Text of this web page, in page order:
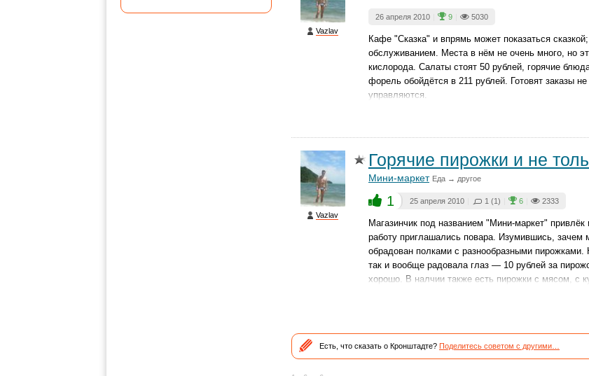
Vazlav
26 апреля 2010 9 5030
Кафе "Сказка" и впрямь может показаться
обслуживанием. Места в нём не очень много, но
кислорода. Салаты стоят 50 рублей, горячие
форель обойдётся в 211 рублей. Готовят заказы
управляются.
Vazlav
Горячие пирожки и не
Мини-маркет Еда → другое
1 25 апреля 2010 1 (1) 6 2333
Магазинчик под названием "Мини-маркет"
работу приглашались повара. Изумившись, зачем
обрадован полками с разнообразными
так и вообще радовала глаз — 10 рублей за
хорошо. В налчии также есть пирожки с мясом, с
Есть, что сказать о Кронштадте? Поделитесь советом с другими…